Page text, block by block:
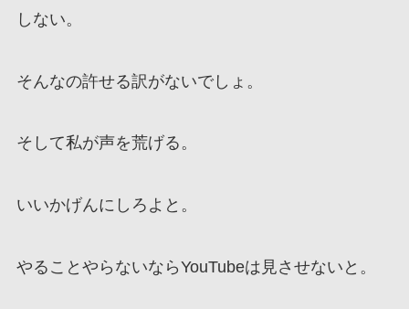
しない。
そんなの許せる訳がないでしょ。
そして私が声を荒げる。
いいかげんにしろよと。
やることやらないならYouTubeは見させないと。